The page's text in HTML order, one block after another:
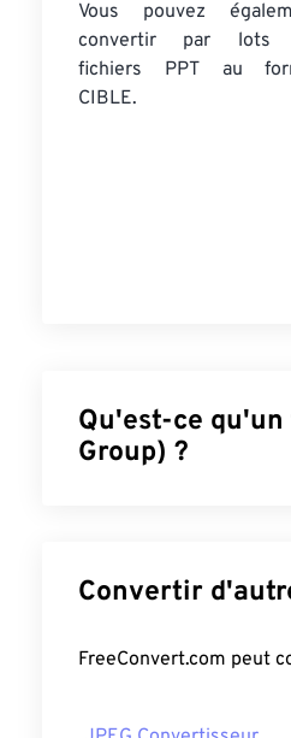
Vous pouvez
convertir par lots
fichiers PPTau
CIBLE.
Qu'est-ce
Group) ?
qu'offre le JPEG
un excellent format